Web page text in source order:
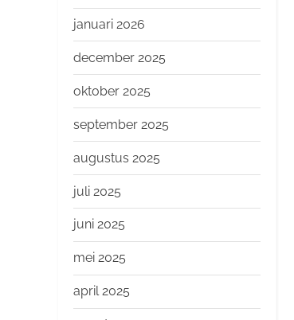
januari 2026
december 2025
oktober 2025
september 2025
augustus 2025
juli 2025
juni 2025
mei 2025
april 2025